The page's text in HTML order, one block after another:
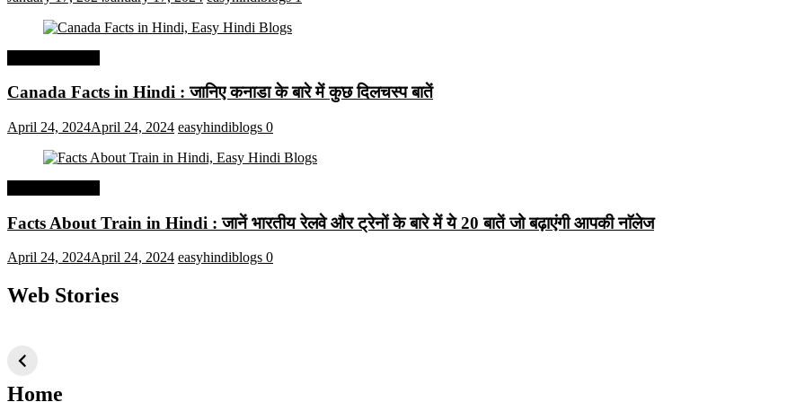
Canada Facts in Hindi : जानिए कनाडा के बारे में कुछ दिलचस्प बातें
April 24, 2024April 24, 2024 easyhindiblogs 0
Facts About Train in Hindi : जानें भारतीय रेलवे और ट्रेनों के बारे में ये 20 बातें जो बढ़ाएंगी आपकी नाॅलेज
April 24, 2024April 24, 2024 easyhindiblogs 0
Web Stories
तकनीक जो आपको
2024 के लिए सीखनी
Home